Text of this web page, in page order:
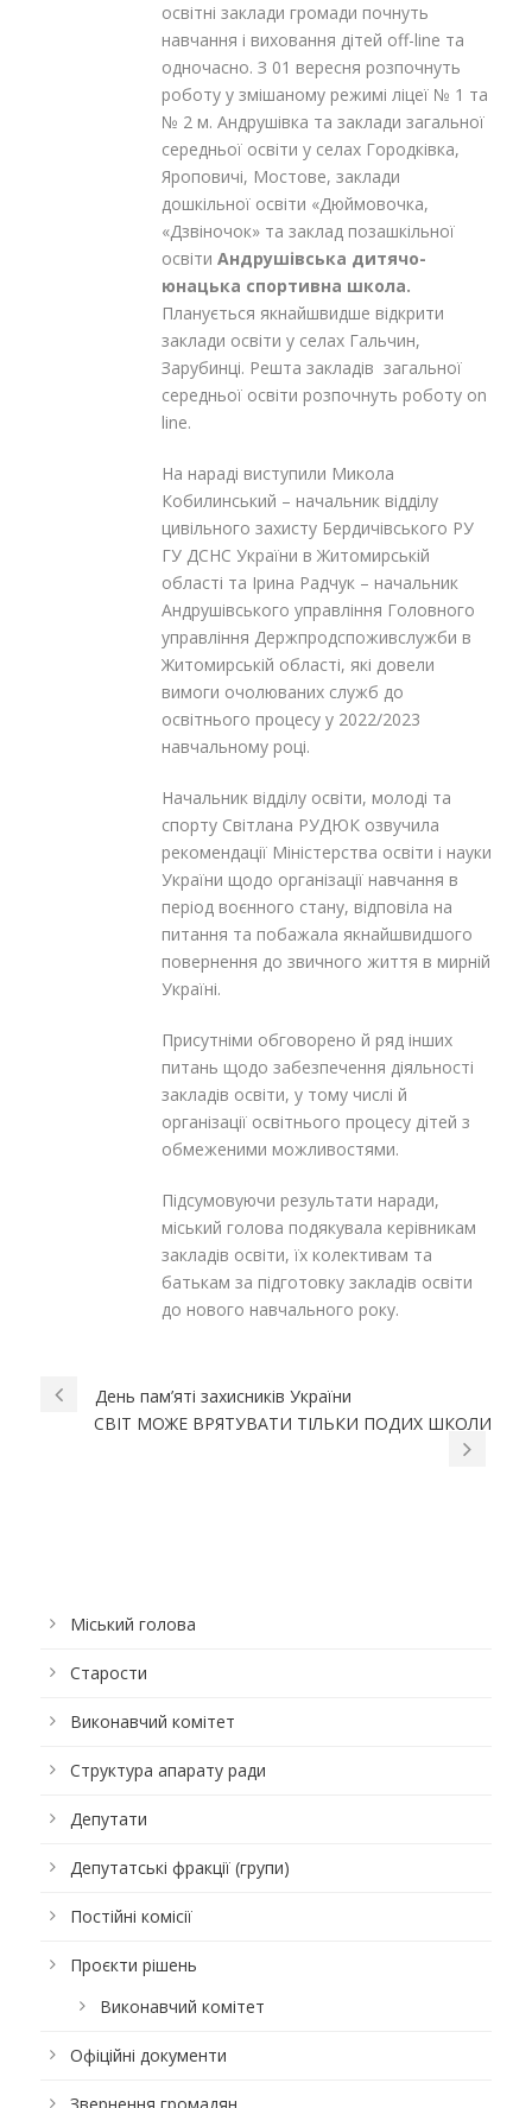
освітні заклади громади почнуть
навчання і виховання дітей off-line та
одночасно. З 01 вересня розпочнуть
роботу у змішаному режимі ліцеї № 1 та
№ 2 м. Андрушівка та заклади загальної
середньої освіти у селах Городківка,
Яроповичі, Мостове, заклади
дошкільної освіти «Дюймовочка,
«Дзвіночок» та заклад позашкільної
освіти Андрушівська дитячо-
юнацька спортивна школа.
Планується якнайшвидше відкрити
заклади освіти у селах Гальчин,
Зарубинці. Решта закладів загальної
середньої освіти розпочнуть роботу on
line.
На нараді виступили Микола
Кобилинський – начальник відділу
цивільного захисту Бердичівського РУ
ГУ ДСНС України в Житомирській
області та Ірина Радчук – начальник
Андрушівського управління Головного
управління Держпродспоживслужби в
Житомирській області, які довели
вимоги очолюваних служб до
освітнього процесу у 2022/2023
навчальному році.
Начальник відділу освіти, молоді та
спорту Світлана РУДЮК озвучила
рекомендації Міністерства освіти і науки
України щодо організації навчання в
період воєнного стану, відповіла на
питання та побажала якнайшвидшого
повернення до звичного життя в мирній
Україні.
Присутніми обговорено й ряд інших
питань щодо забезпечення діяльності
закладів освіти, у тому числі й
організації освітнього процесу дітей з
обмеженими можливостями.
Підсумовуючи результати наради,
міський голова подякувала керівникам
закладів освіти, їх колективам та
батькам за підготовку закладів освіти
до нового навчального року.
День пам’яті захисників України
СВІТ МОЖЕ ВРЯТУВАТИ ТІЛЬКИ ПОДИХ ШКОЛИ
Міський голова
Старости
Виконавчий комітет
Структура апарату ради
Депутати
Депутатські фракції (групи)
Постійні комісії
Проєкти рішень
Виконавчий комітет
Офіційні документи